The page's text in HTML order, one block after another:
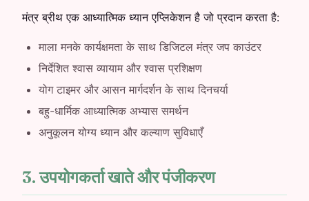
मंत्र ब्रीथ एक आध्यात्मिक ध्यान एप्लिकेशन है जो प्रदान करता है:
माला मनके कार्यक्षमता के साथ डिजिटल मंत्र जप काउंटर
निर्देशित श्वास व्यायाम और श्वास प्रशिक्षण
योग टाइमर और आसन मार्गदर्शन के साथ दिनचर्या
बहु-धार्मिक आध्यात्मिक अभ्यास समर्थन
अनुकूलन योग्य ध्यान और कल्याण सुविधाएँ
3. उपयोगकर्ता खाते और पंजीकरण